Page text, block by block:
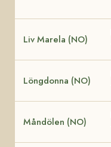
Liv Marela (NO)
Löngdonna (NO)
Måndölen (NO)